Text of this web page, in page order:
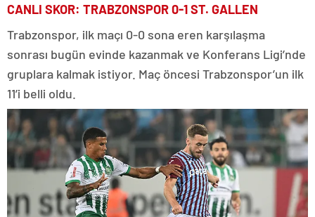
CANLI SKOR: TRABZONSPOR 0-1 ST. GALLEN
Trabzonspor, ilk maçı 0-0 sona eren karşılaşma
sonrası bugün evinde kazanmak ve Konferans Ligi’nde
gruplara kalmak istiyor. Maç öncesi Trabzonspor’un ilk
11’i belli oldu.